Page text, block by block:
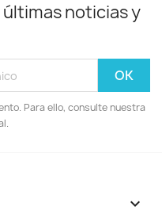
noticias y
Para ello, consulte nuestra
